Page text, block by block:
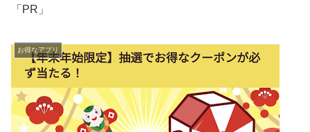
「PR」
お得なアプリ